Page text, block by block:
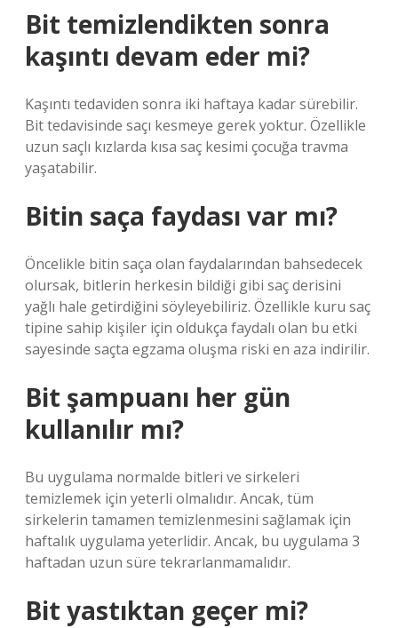
Bit temizlendikten sonra
kaşıntı devam eder mi?
Kaşıntı tedaviden sonra iki haftaya kadar sürebilir.
Bit tedavisinde saçı kesmeye gerek yoktur. Özellikle
uzun saçlı kızlarda kısa saç kesimi çocuğa travma
yaşatabilir.
Bitin saça faydası var mı?
Öncelikle bitin saça olan faydalarından bahsedecek
olursak, bitlerin herkesin bildiği gibi saç derisini
yağlı hale getirdiğini söyleyebiliriz. Özellikle kuru saç
tipine sahip kişiler için oldukça faydalı olan bu etki
sayesinde saçta egzama oluşma riski en aza indirilir.
Bit şampuanı her gün
kullanılır mı?
Bu uygulama normalde bitleri ve sirkeleri
temizlemek için yeterli olmalıdır. Ancak, tüm
sirkelerin tamamen temizlenmesini sağlamak için
haftalık uygulama yeterlidir. Ancak, bu uygulama 3
haftadan uzun süre tekrarlanmamalıdır.
Bit yastıktan geçer mi?